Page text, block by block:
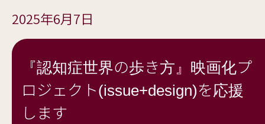
2025年6月7日
『認知症世界の歩き方』映画化プ
ロジェクト(issue+design)を応援
します